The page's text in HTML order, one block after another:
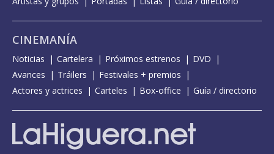
CINEMANÍA
Noticias Cartelera Próximos estrenos
DVD
Avances
Tráilers
Festivales + premios
Actores y actrices
Carteles Box-office Guía / directorio